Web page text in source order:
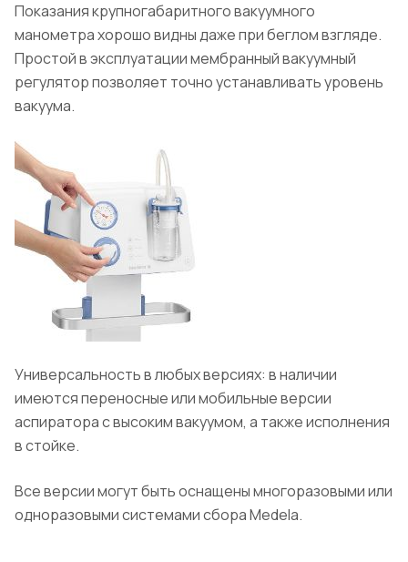
Показания крупногабаритного вакуумного
манометра хорошо видны даже при беглом взгляде.
Простой в эксплуатации мембранный вакуумный
регулятор позволяет точно устанавливать уровень
вакуума.
Универсальность в любых версиях: в наличии
имеются переносные или мобильные версии
аспиратора с высоким вакуумом, а также исполнения
в стойке.
Все версии могут быть оснащены многоразовыми или
одноразовыми системами сбора Medela.